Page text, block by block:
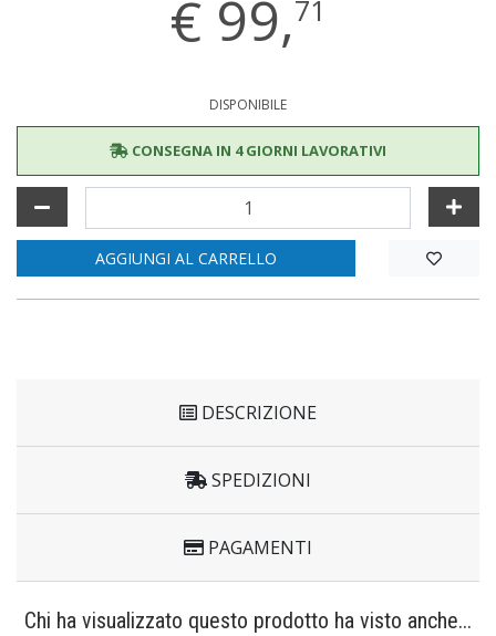
€ 99,71
DISPONIBILE
CONSEGNA IN 4 GIORNI LAVORATIVI
AGGIUNGI AL CARRELLO
DESCRIZIONE
SPEDIZIONI
PAGAMENTI
Chi ha visualizzato questo prodotto ha visto anche...